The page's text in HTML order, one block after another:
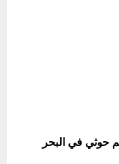
حوثي في البحر